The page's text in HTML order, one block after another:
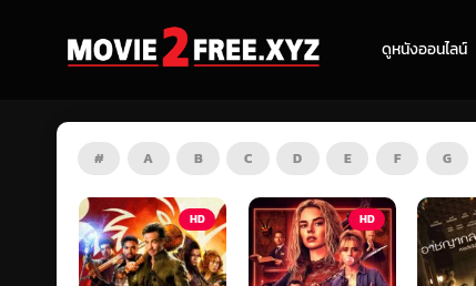
ดูหนังออนไลน์
# A B C D E F G
HD HD